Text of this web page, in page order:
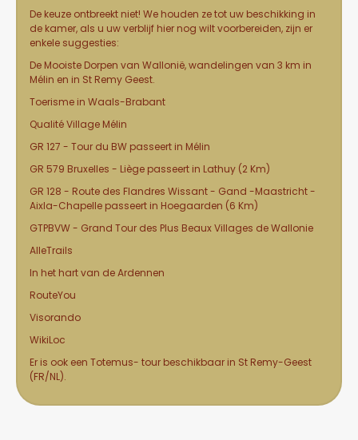
De keuze ontbreekt niet! We houden ze tot uw beschikking in
de kamer, als u uw verblijf hier nog wilt voorbereiden, zijn er
enkele suggesties:
De Mooiste Dorpen van Wallonië, wandelingen van 3 km in
Mélin en in St Remy Geest.
Toerisme in Waals-Brabant
Qualité Village Mélin
GR 127 - Tour du BW passeert in Mélin
GR 579 Bruxelles - Liège passeert in Lathuy (2 Km)
GR 128 - Route des Flandres Wissant - Gand -Maastricht -
Aixla-Chapelle passeert in Hoegaarden (6 Km)
GTPBVW- Grand Tour des Plus Beaux Villages de Wallonie
AlleTrails
In het hart van de Ardennen
RouteYou
Visorando
WikiLoc
Er is ook een Totemus- tour beschikbaar in St Remy-Geest
(FR/NL).